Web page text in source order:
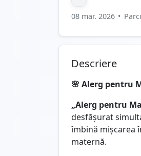
08 mar. 2026 •
Descriere
🌸 Alerg pentru
„Alerg pentru
desfășurat
îmbină mișcarea
maternă.